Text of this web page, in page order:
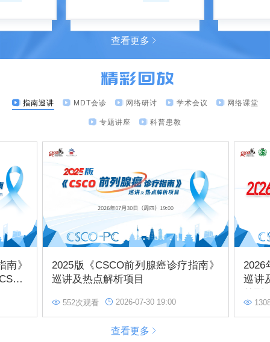
查看更多
指南巡讲 MDT会诊 网络研讨 学术会议 网络课堂
专题讲座 科普患教
》
2025版《CSCO前列腺癌诊疗指南》
巡讲及热点解析项目
552次观看 2026-07-30 19:00
2026
巡讲
查看更多